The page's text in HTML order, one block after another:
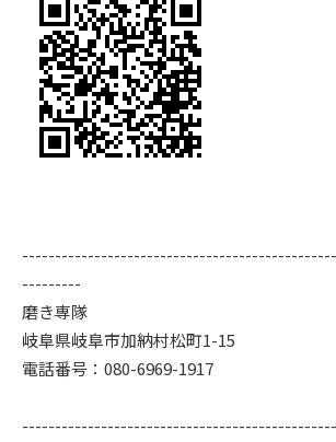
---------
磨き専隊
岐阜県岐阜市加納村松町1-15
電話番号：080-6969-1917